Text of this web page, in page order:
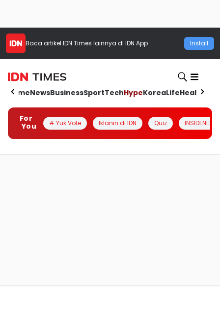
Baca artikel IDN Times lainnya di IDN App Install
HomeNewsBusinessSportTechHypeKoreaLifeHealth
For
You
# Yuk Vote Iklanin di IDN Quiz INSIDENESIA